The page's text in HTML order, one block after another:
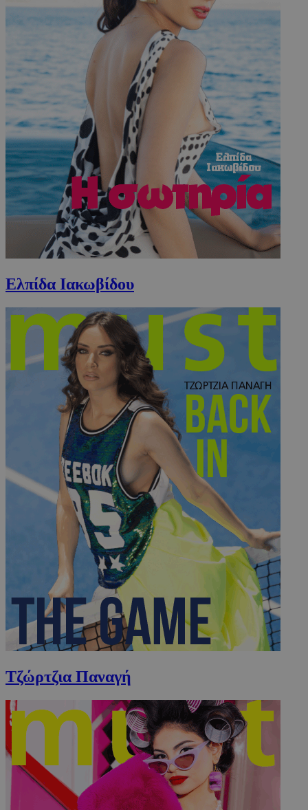
Ελπίδα Ιακωβίδου
Τζώρτζια Παναγή